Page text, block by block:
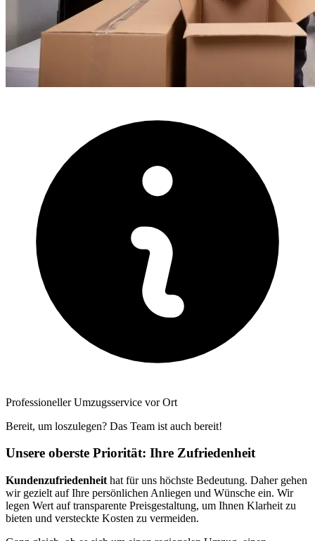
Professioneller Umzugsservice vor Ort
Bereit, um loszulegen? Das Team ist auch bereit!
Unsere oberste Priorität: Ihre Zufriedenheit
Kundenzufriedenheit hat für uns höchste Bedeutung. Daher gehen
wir gezielt auf Ihre persönlichen Anliegen und Wünsche ein. Wir
legen Wert auf transparente Preisgestaltung, um Ihnen Klarheit zu
bieten und versteckte Kosten zu vermeiden.